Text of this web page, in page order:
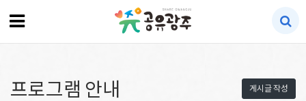
게시글 작성
프로그램 안내